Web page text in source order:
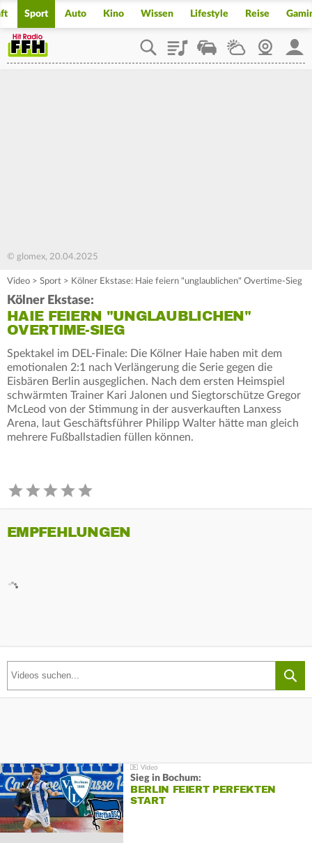
Sport Auto Kino Wissen Lifestyle Reise
PlaylistStaupilotWetterWebcam
© glomex, 20.04.2025
Video > Sport > Kölner Ekstase: Haie feiern "unglaublichen" Overtime-Sieg
Kölner Ekstase:
HAIE FEIERN "UNGLAUBLICHEN"
OVERTIME-SIEG
Spektakel im DEL-Finale: Die Kölner Haie haben mit dem
emotionalen 2:1 nach Verlängerung die Serie gegen die
Eisbären Berlin ausgeglichen. Nach dem ersten Heimspiel
schwärmten Trainer Kari Jalonen und Siegtorschütze Gregor
McLeod von der Stimmung in der ausverkauften Lanxess
Arena, laut Geschäftsführer Philipp Walter hätte man gleich
mehrere Fußballstadien füllen können.
EMPFEHLUNGEN
Sieg in Bochum:
BERLIN FEIERT PERFEKTEN
START